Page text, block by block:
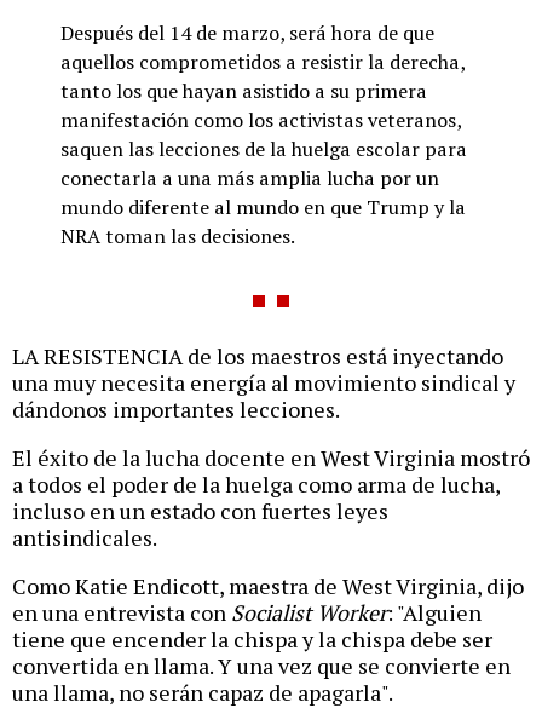
Después del 14 de marzo, será hora de que
aquellos comprometidos a resistir la derecha,
tanto los que hayan asistido a su primera
manifestación como los activistas veteranos,
saquen las lecciones de la huelga escolar para
conectarla a una más amplia lucha por un
mundo diferente al mundo en que Trump y la
NRA toman las decisiones.
LA RESISTENCIA de los maestros está inyectando
una muy necesita energía al movimiento sindical y
dándonos importantes lecciones.
El éxito de la lucha docente en West Virginia mostró
a todos el poder de la huelga como arma de lucha,
incluso en un estado con fuertes leyes
antisindicales.
Como Katie Endicott, maestra de West Virginia, dijo
en una entrevista con Socialist Worker: "Alguien
tiene que encender la chispa y la chispa debe ser
convertida en llama. Y una vez que se convierte en
una llama, no serán capaz de apagarla".